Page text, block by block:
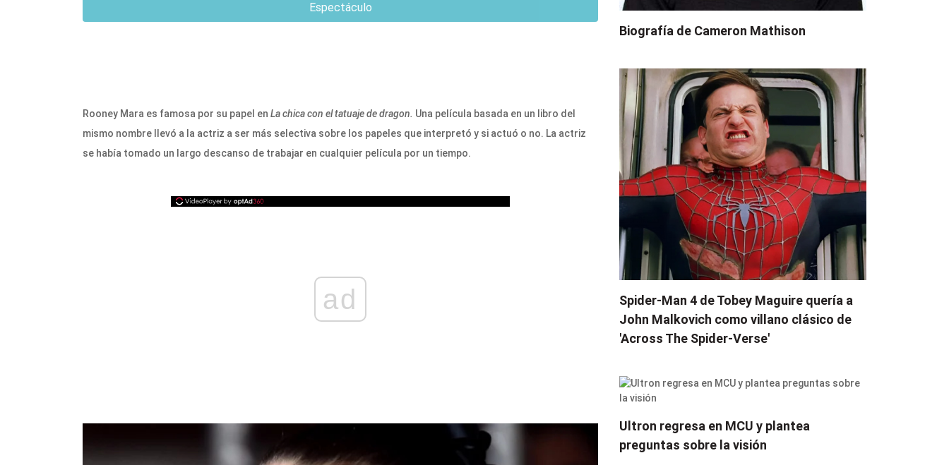
Espectáculo
Rooney Mara es famosa por su papel en La chica con el tatuaje de dragon. Una película basada en un libro del
mismo nombre llevó a la actriz a ser más selectiva sobre los papeles que interpretó y si actuó o no. La actriz
se había tomado un largo descanso de trabajar en cualquier película por un tiempo.
ad
Biografía de Cameron Mathison
Spider-Man 4 de Tobey Maguire quería a
John Malkovich como villano clásico de
'Across The Spider-Verse'
Ultron regresa en MCU y plantea
preguntas sobre la visión